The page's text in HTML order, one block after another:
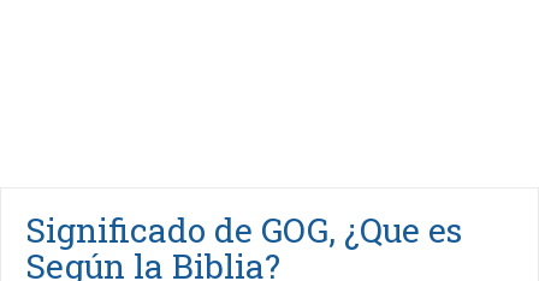
Significado de GOG, ¿Que es
Según la Biblia?